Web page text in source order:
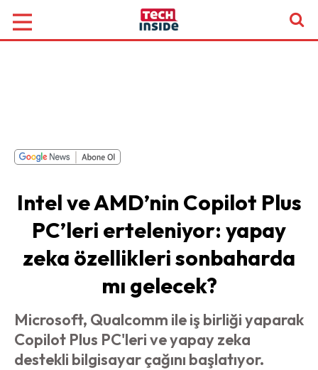
Intel ve AMD’nin Copilot Plus
PC’leri erteleniyor: yapay
zeka özellikleri sonbaharda
mı gelecek?
Microsoft, Qualcomm ile iş birliği yaparak
Copilot Plus PC'leri ve yapay zeka
destekli bilgisayar çağını başlatıyor.